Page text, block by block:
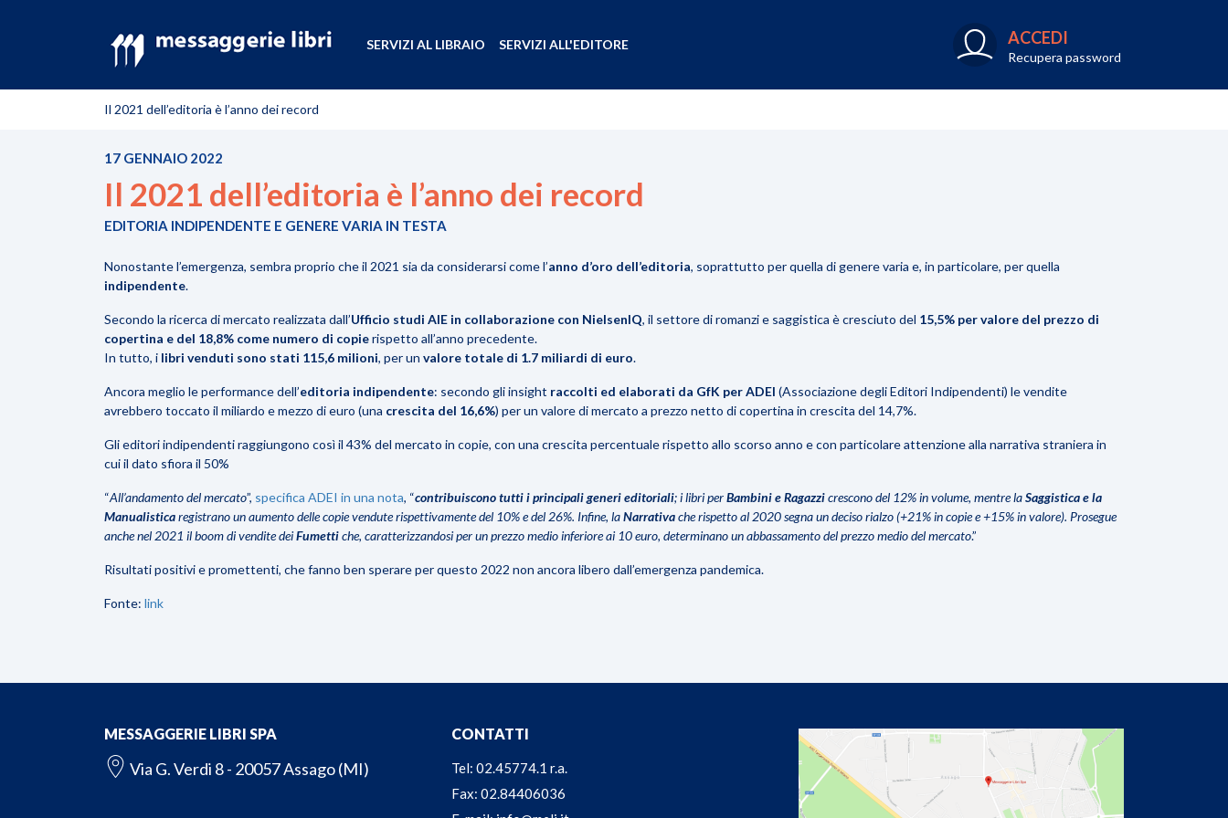
ACCEDI
Recupera password
SERVIZI AL LIBRAIO SERVIZI ALL'EDITORE
Il 2021 dell’editoria è l’anno dei record
17 GENNAIO 2022
Il 2021 dell’editoria è l’anno dei record
EDITORIA INDIPENDENTE E GENERE VARIA IN TESTA
Nonostante l’emergenza, sembra proprio che il 2021 sia da considerarsi come l’anno d’oro dell’editoria, soprattutto per quella di genere varia e, in particolare, per quella
indipendente.
Secondo la ricerca di mercato realizzata dall’Ufficio studi AIE in collaborazione con NielsenIQ, il settore di romanzi e saggistica è cresciuto del 15,5% per valore del prezzo di
copertina e del 18,8% come numero di copierispetto all’anno precedente.
In tutto, i libri venduti sono stati 115,6 milioni, per un valore totale di 1.7 miliardi di euro.
Ancora meglio le performance dell’editoria indipendente: secondo gli insight raccolti ed elaborati da GfK per ADEI (Associazione degli Editori Indipendenti) le vendite
avrebbero toccato il miliardo e mezzo di euro (una crescita del 16,6%) per un valore di mercato a prezzo netto di copertina in crescita del 14,7%.
Gli editori indipendenti raggiungono così il 43% del mercato in copie, con una crescita percentuale rispetto allo scorso anno e con particolare attenzione alla narrativa straniera in
cui il dato sfiora il 50%
“All’andamento del mercato”, specifica ADEI in una nota, “contribuiscono tutti i principali generi editoriali; i libri perBambini e Ragazzicrescono del 12% in volume, mentre laSaggistica e la
Manualisticaregistrano un aumento delle copie vendute rispettivamente del 10% e del 26%. Infine, laNarrativache rispetto al 2020 segna un deciso rialzo (+21% in copie e +15% in valore). Prosegue
anche nel 2021 il boom di vendite deiFumettiche, caratterizzandosi per un prezzo medio inferiore ai 10 euro, determinano un abbassamento del prezzo medio del mercato.”
Risultati positivi e promettenti, che fanno ben sperare per questo 2022 non ancora libero dall’emergenza pandemica.
Fonte: link
MESSAGGERIE LIBRI SPA
Via G. Verdi 8 - 20057 Assago (MI)
CONTATTI
Tel: 02.45774.1 r.a.
Fax: 02.84406036